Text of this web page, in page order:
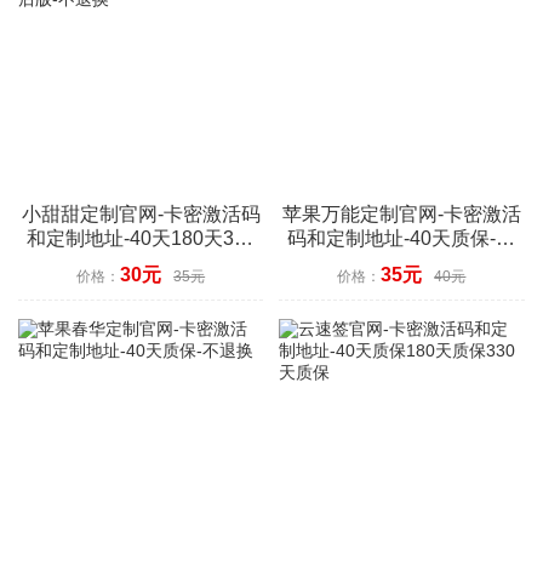
小甜甜定制官网-卡密激活码
和定制地址-40天180天365
天售后版-不退换
价格：30元 35元
苹果万能定制官网-卡密激活
码和定制地址-40天质保-不
退换
价格：35元 40元